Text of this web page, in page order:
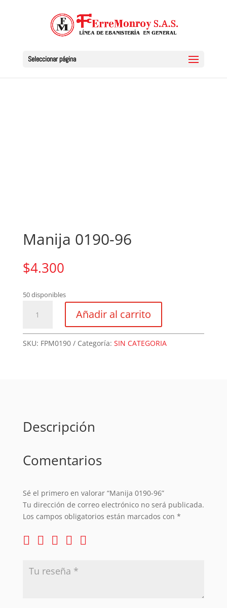
Seleccionar página
Manija 0190-96
$4.300
50 disponibles
0190-
cantidad
Añadir al carrito
SKU: FPM0190 Categoría: SIN CATEGORIA
Descripción
Comentarios
Sé el primero en valorar “Manija 0190-96”
Tu dirección de correo electrónico no será publicada.
Los campos obligatorios están marcados con *